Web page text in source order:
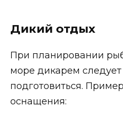
Дикий отдых
При планировании
море дикарем
подготовиться.
оснащения: